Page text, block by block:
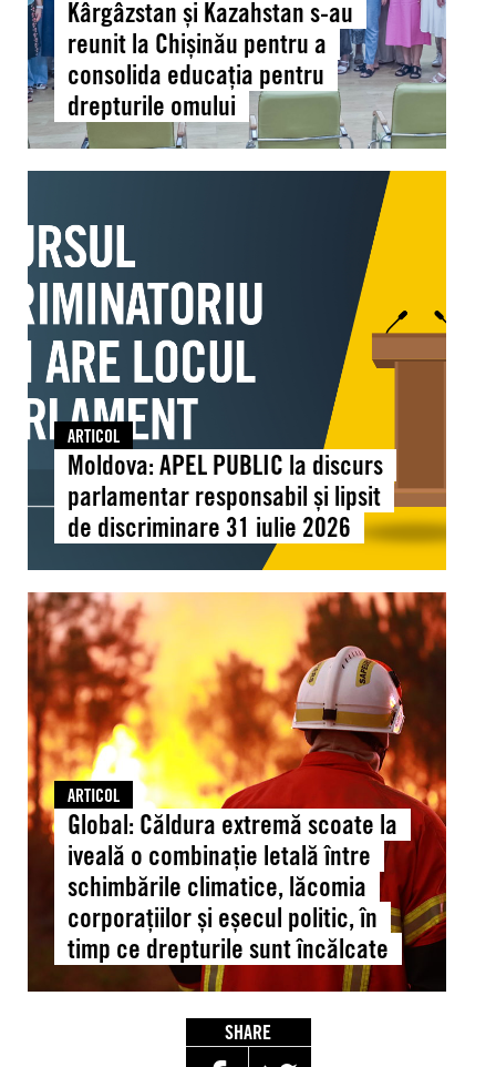
Kârgâzstan
și
Kazahstan
s-
au
pentru
a
consolida
educația
pentru
drepturile
omului
Kârgâzstan și Kazahstan s-au
reunit la Chișinău pentru a
consolida educația pentru
drepturile omului
PUBLIC
la
discurs
parlamentar
responsabil
lipsit
de
discriminare
iulie
2026
ARTICOL
Moldova: APEL PUBLIC la discurs
parlamentar responsabil și lipsit
de discriminare 31 iulie 2026
Global:
Căldura
extremă
scoate
la
iveală
o
combinație
letală
între
schimbările
climatice,
lăcomia
corporațiilor
ARTICOL
Global: Căldura extremă scoate la
iveală o combinație letală între
schimbările climatice, lăcomia
corporațiilor și eșecul politic, în
timp ce drepturile sunt încălcate
SHARE